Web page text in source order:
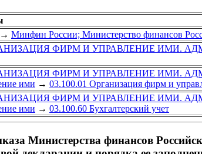
→ Минфин России; Министерство финансов
ФИРМ И УПРАВЛЕНИЕ ИМИ.
ФИРМ И УПРАВЛЕНИЕ ИМИ.
ими → 03.100.01 Организация фирм и
ФИРМ И УПРАВЛЕНИЕ ИМИ.
ими → 03.100.60 Бухгалтерский учет
Министерства финансов